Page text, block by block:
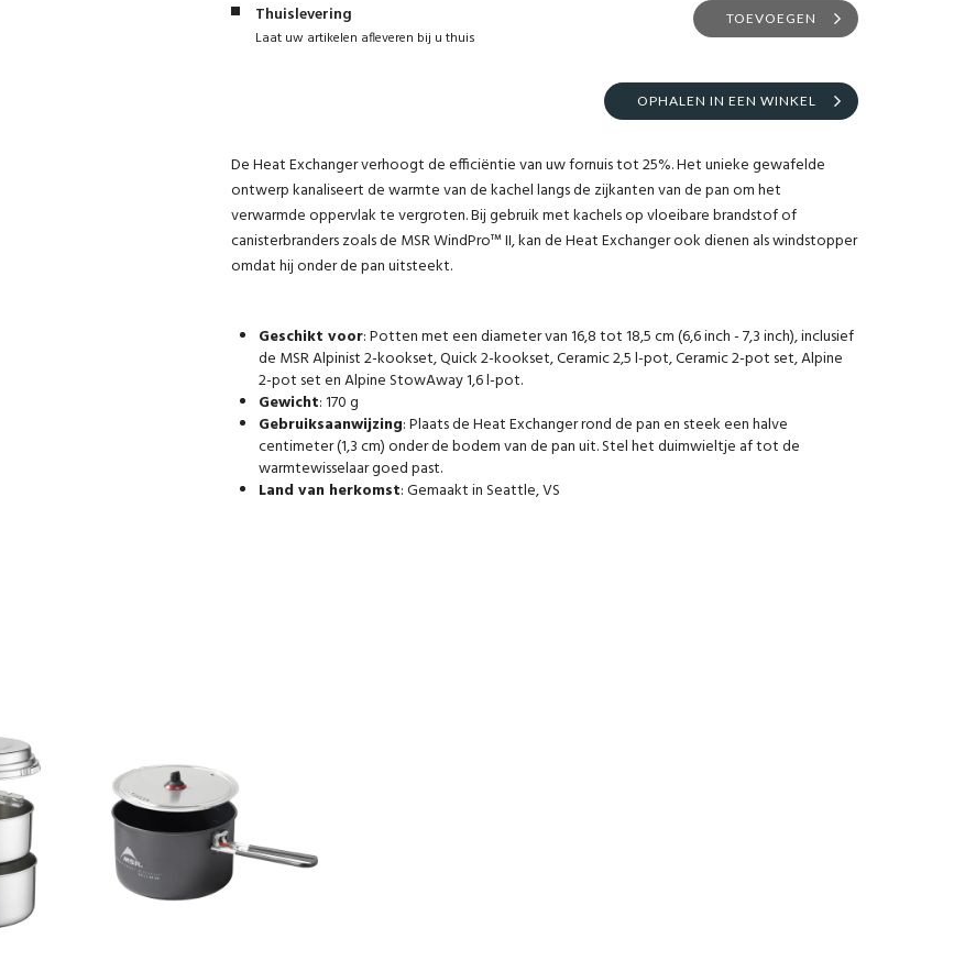
Thuislevering
Laat uw artikelen afleveren bij u thuis
TOEVOEGEN
OPHALEN IN EEN WINKEL
De Heat Exchanger verhoogt de efficiëntie van uw fornuis tot 25%. Het unieke gewafelde
ontwerp kanaliseert de warmte van de kachel langs de zijkanten van de pan om het
verwarmde oppervlak te vergroten. Bij gebruik met kachels op vloeibare brandstof of
canisterbranders zoals de MSR WindPro™ II, kan de Heat Exchanger ook dienen als windstopper
omdat hij onder de pan uitsteekt.
Geschikt voor: Potten met een diameter van 16,8 tot 18,5 cm (6,6 inch - 7,3 inch), inclusief
de MSR Alpinist 2-kookset, Quick 2-kookset, Ceramic 2,5 l-pot, Ceramic 2-pot set, Alpine
2-pot set en Alpine StowAway 1,6 l-pot.
Gewicht: 170 g
Gebruiksaanwijzing: Plaats de Heat Exchanger rond de pan en steek een halve
centimeter (1,3 cm) onder de bodem van de pan uit. Stel het duimwieltje af tot de
warmtewisselaar goed past.
Land van herkomst: Gemaakt in Seattle, VS